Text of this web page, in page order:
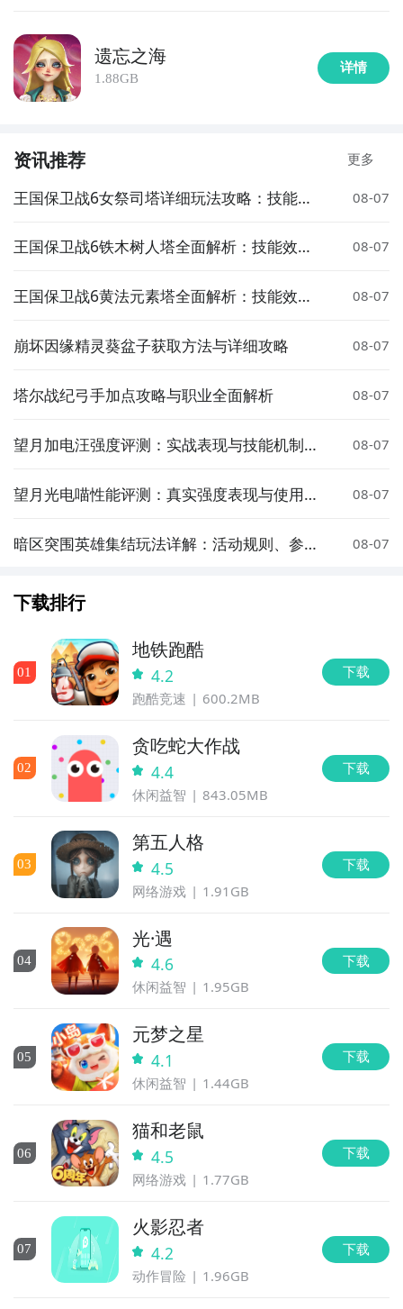
遗忘之海
1.88GB
详情
资讯推荐 更多
王国保卫战6女祭司塔详细玩法攻略：技能搭
08-07
王国保卫战6铁木树人塔全面解析：技能效
08-07
王国保卫战6黄法元素塔全面解析：技能效
08-07
崩坏因缘精灵葵盆子获取方法与详细攻略 08-07
塔尔战纪弓手加点攻略与职业全面解析 08-07
望月加电汪强度评测：实战表现与技能机制深
08-07
望月光电喵性能评测：真实强度表现与使用体
08-07
暗区突围英雄集结玩法详解：活动规则、参与
08-07
下载排行
01
地铁跑酷
4.2
跑酷竞速 600.2MB
下载
02
贪吃蛇大作战
4.4
休闲益智 843.05MB
下载
03
第五人格
4.5
网络游戏 1.91GB
下载
04
光·遇
4.6
休闲益智 1.95GB
下载
05
元梦之星
4.1
休闲益智 1.44GB
下载
06
猫和老鼠
4.5
网络游戏 1.77GB
下载
07
火影忍者
4.2
动作冒险 1.96GB
下载